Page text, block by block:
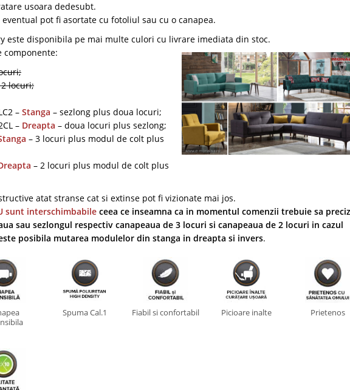
usoara dedesubt.
pot fi asortate cu fotoliul sau cu o canapea.
este disponibila pe mai multe culori cu livrare imediata din stoc.
componente:
locuri;
– Stanga – sezlong plus doua locuri;
– Dreapta – doua locuri plus sezlong;
– 3 locuri plus modul de colt plus
– 2 locuri plus modul de colt plus
atat stranse cat si extinse pot fi vizionate mai jos.
sunt interschimbabile ceea ce inseamna ca in momentul comenzii trebuie sa
sau sezlongul respectiv canapeaua de 3 locuri si canapeaua de 2 locuri in cazul
posibila mutarea modulelor din stanga in dreapta si invers.
Spuma Cal.1 Fiabil si confortabil Picioare inalte Prietenos